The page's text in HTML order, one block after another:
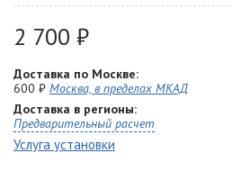
2 700 ₽
Доставка по Москве:
600 ₽ Москва, в пределах МКАД
Доставка в регионы:
Предварительный расчет
Услуга установки